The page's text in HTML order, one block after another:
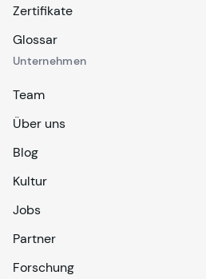
Zertifikate
Glossar
Unternehmen
Team
Über uns
Blog
Kultur
Jobs
Partner
Forschung